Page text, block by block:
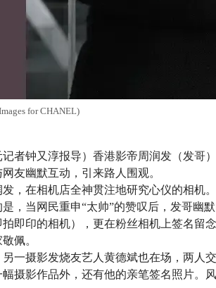
for CHANEL)
记者钟又淳报导）香港影帝周润发（发
友幽默互动，引来路人围观。
，在相机店全神贯注地研究心仪的相
，当网民重申“太帅”的赞叹后，发哥幽
即印的相机），更在粉丝相机上签名
佩。
一摄影发烧友艺人黄德斌也在场，两人
摄影作品外，还有他的亲笔签名照片